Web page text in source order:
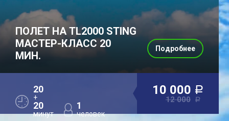
ПОЛЕТ НА TL2000 STING
МАСТЕР-КЛАСС 20
МИН.
20
+
20
минут
1
человек
10 000 a
12 000 a
Подробнее